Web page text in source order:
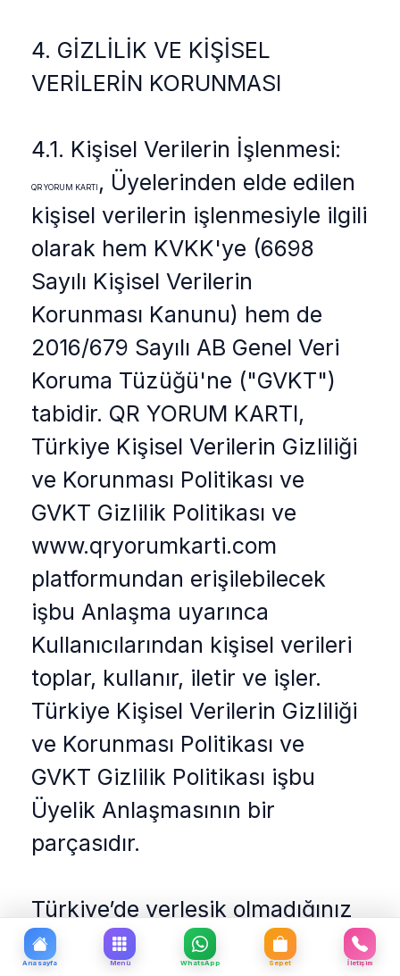
4. GİZLİLİK VE KİŞİSEL
VERİLERİN KORUNMASI
4.1. Kişisel Verilerin İşlenmesi:
QR YORUM KARTI , Üyelerinden elde edilen
kişisel verilerin işlenmesiyle ilgili
olarak hem KVKK'ye (6698
Sayılı Kişisel Verilerin
Korunması Kanunu) hem de
2016/679 Sayılı AB Genel Veri
Koruma Tüzüğü'ne ("GVKT")
tabidir. QR YORUM KARTI,
Türkiye Kişisel Verilerin Gizliliği
ve Korunması Politikası ve
GVKT Gizlilik Politikası ve
www.qryorumkarti.com
platformundan erişilebilecek
işbu Anlaşma uyarınca
Kullanıcılarından kişisel verileri
toplar, kullanır, iletir ve işler.
Türkiye Kişisel Verilerin Gizliliği
ve Korunması Politikası ve
GVKT Gizlilik Politikası işbu
Üyelik Anlaşmasının bir
parçasıdır.
Türkiye’de yerleşik olmadığınız
ve ödemenizi Discover, Carte
Anasayfa Menü WhatsApp Sepet İletişim